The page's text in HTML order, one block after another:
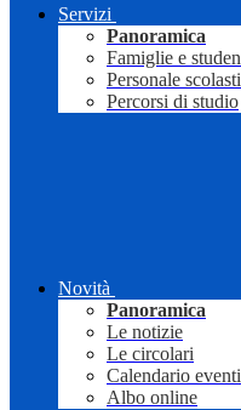
Servizi
Panoramica
Famiglie e
Personale
Percorsi di studio
Novità
Panoramica
Le notizie
Le circolari
Calendario eventi
Albo online